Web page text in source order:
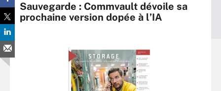
Sauvegarde : Commvault dévoile sa
prochaine version dopée à l’IA